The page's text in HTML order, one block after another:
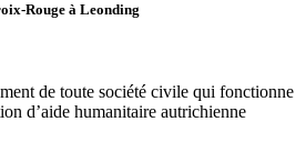
Rouge à Leonding
de toute société civile qui fonctionne
d’aide humanitaire autrichienne